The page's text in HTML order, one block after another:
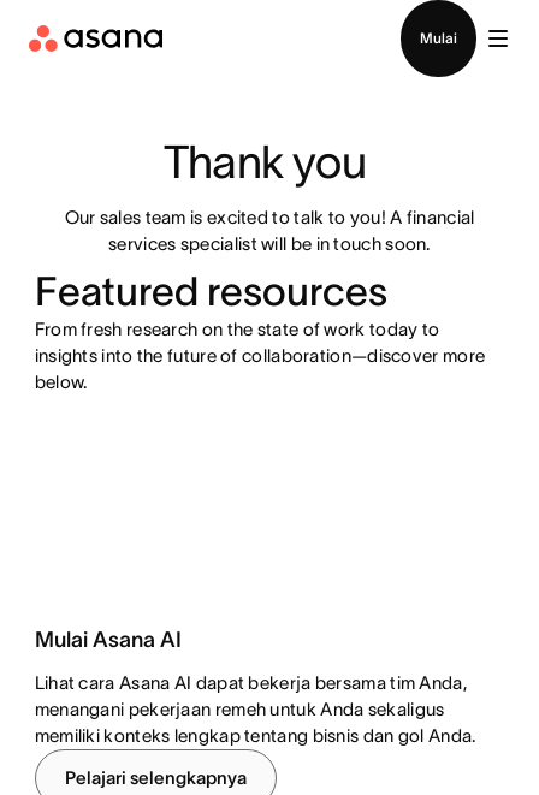
Mulai
Thank you
Our sales team is excited to talk to you! A financial
services specialist will be in touch soon.
Featured resources
From fresh research on the state of work today to
insights into the future of collaboration—discover more
below.
Mulai Asana AI
Lihat cara Asana AI dapat bekerja bersama tim Anda,
menangani pekerjaan remeh untuk Anda sekaligus
memiliki konteks lengkap tentang bisnis dan gol Anda.
Pelajari selengkapnya